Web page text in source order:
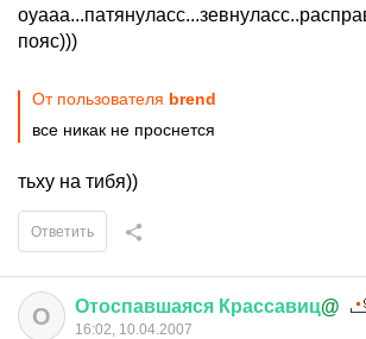
пояс)))
От пользователя brend
все никак не проснется
тьху на тибя))
Ответить
О Отоспавшаяся Крассавиц@
16:02, 10.04.2007